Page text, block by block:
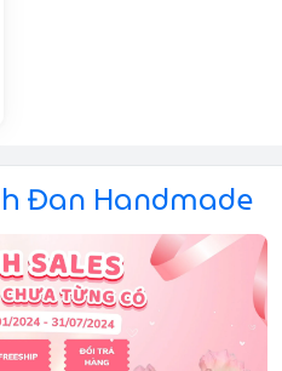
Đan Handmade